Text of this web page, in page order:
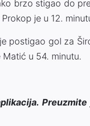
brzo stigao do
je u 12.
postigao gol za
u 54. minutu.